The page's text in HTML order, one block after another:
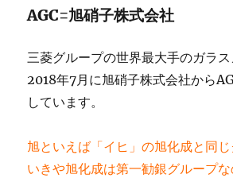
AGC=旭硝子株式会社
三菱グループの世界最大手のガラス
2018年7月に旭硝子株式会社から
しています。
旭といえば「イヒ」の旭化成と同
いきや旭化成は第一勧銀グループ